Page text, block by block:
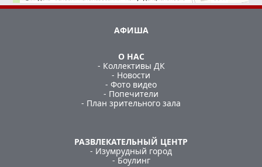
АФИША
О НАС
- Коллективы ДК
- Новости
- Фото видео
- Попечители
- План зрительного зала
РАЗВЛЕКАТЕЛЬНЫЙ ЦЕНТР
- Изумрудный город
- Боулинг